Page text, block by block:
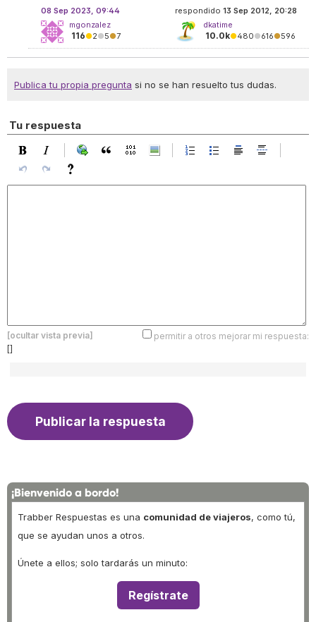
respondido 13 Sep 2012, 20:28
dkatime
10.0k●480●616●596
08 Sep 2023, 09:44
mgonzalez
116●2●5●7
Publica tu propia pregunta si no se han resuelto tus dudas.
Tu respuesta
[ocultar vista previa]
permitir a otros mejorar mi respuesta:
[]
¡Bienvenido a bordo!
Trabber Respuestas es una comunidad de viajeros, como tú,
que se ayudan unos a otros.
Únete a ellos; solo tardarás un minuto:
Regístrate